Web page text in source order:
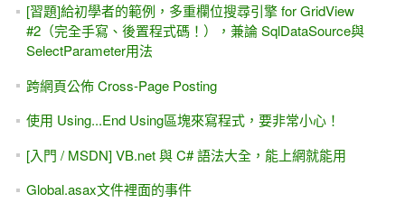
[習題]給初學者的範例，多重欄位搜尋引擎 for GridView
#2（完全手寫、後置程式碼！），兼論 SqlDataSource與
SelectParameter用法
跨網頁公佈 Cross-Page Posting
使用 Using...End Using區塊來寫程式，要非常小心！
[入門 / MSDN] VB.net 與 C# 語法大全，能上網就能用
Global.asax文件裡面的事件